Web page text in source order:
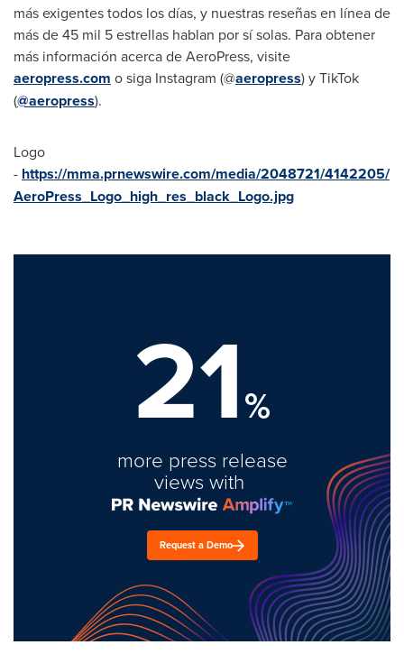
más exigentes todos los días, y nuestras reseñas en línea de
más de 45 mil 5 estrellas hablan por sí solas. Para obtener
más información acerca de AeroPress, visite
aeropress.com o siga Instagram (@aeropress) y TikTok
(@aeropress).
Logo
- https://mma.prnewswire.com/media/2048721/4142205/
AeroPress_Logo_high_res_black_Logo.jpg
21%
more press release
views with
Request a Demo